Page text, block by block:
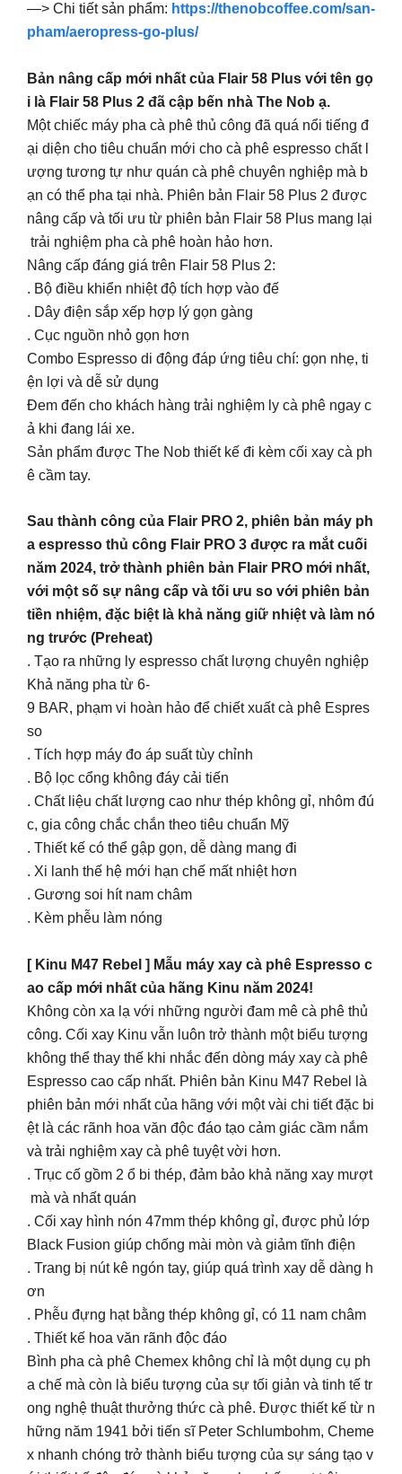
—> Chi tiết sản phẩm: https://thenobcoffee.com/san-
pham/aeropress-go-plus/
Bản nâng cấp mới nhất của Flair 58 Plus với tên gọ
i là Flair 58 Plus 2 đã cập bến nhà The Nob ạ.
Một chiếc máy pha cà phê thủ công đã quá nổi tiếng đ
ại diện cho tiêu chuẩn mới cho cà phê espresso chất l
ượng tương tự như quán cà phê chuyên nghiệp mà b
ạn có thể pha tại nhà. Phiên bản Flair 58 Plus 2 được
nâng cấp và tối ưu từ phiên bản Flair 58 Plus mang lại
trải nghiệm pha cà phê hoàn hảo hơn.
Nâng cấp đáng giá trên Flair 58 Plus 2:
. Bộ điều khiển nhiệt độ tích hợp vào đế
. Dây điện sắp xếp hợp lý gọn gàng
. Cục nguồn nhỏ gọn hơn
Combo Espresso di động đáp ứng tiêu chí: gọn nhẹ, ti
ện lợi và dễ sử dụng
Đem đến cho khách hàng trải nghiệm ly cà phê ngay c
ả khi đang lái xe.
Sản phẩm được The Nob thiết kế đi kèm cối xay cà ph
ê cầm tay.
Sau thành công của Flair PRO 2, phiên bản máy ph
a espresso thủ công Flair PRO 3 được ra mắt cuối
năm 2024, trở thành phiên bản Flair PRO mới nhất,
với một số sự nâng cấp và tối ưu so với phiên bản
tiền nhiệm, đặc biệt là khả năng giữ nhiệt và làm nó
ng trước (Preheat)
. Tạo ra những ly espresso chất lượng chuyên nghiệp
Khả năng pha từ 6-
9 BAR, phạm vi hoàn hảo để chiết xuất cà phê Espres
so
. Tích hợp máy đo áp suất tùy chỉnh
. Bộ lọc cổng không đáy cải tiến
. Chất liệu chất lượng cao như thép không gỉ, nhôm đú
c, gia công chắc chắn theo tiêu chuẩn Mỹ
. Thiết kế có thể gập gọn, dễ dàng mang đi
. Xi lanh thế hệ mới hạn chế mất nhiệt hơn
. Gương soi hít nam châm
. Kèm phễu làm nóng
[ Kinu M47 Rebel ] Mẫu máy xay cà phê Espresso c
ao cấp mới nhất của hãng Kinu năm 2024!
Không còn xa lạ với những người đam mê cà phê thủ
công. Cối xay Kinu vẫn luôn trở thành một biểu tượng
không thể thay thế khi nhắc đến dòng máy xay cà phê
Espresso cao cấp nhất. Phiên bản Kinu M47 Rebel là
phiên bản mới nhất của hãng với một vài chi tiết đặc bi
ệt là các rãnh hoa văn độc đáo tạo cảm giác cầm nắm
và trải nghiệm xay cà phê tuyệt vời hơn.
. Trục cố gồm 2 ổ bi thép, đảm bảo khả năng xay mượt
mà và nhất quán
. Cối xay hình nón 47mm thép không gỉ, được phủ lớp
Black Fusion giúp chống mài mòn và giảm tĩnh điện
. Trang bị nút kê ngón tay, giúp quá trình xay dễ dàng h
ơn
. Phễu đựng hạt bằng thép không gỉ, có 11 nam châm
. Thiết kế hoa văn rãnh độc đáo
Bình pha cà phê Chemex không chỉ là một dụng cụ ph
a chế mà còn là biểu tượng của sự tối giản và tinh tế tr
ong nghệ thuật thưởng thức cà phê. Được thiết kế từ n
hững năm 1941 bởi tiến sĩ Peter Schlumbohm, Cheme
x nhanh chóng trở thành biểu tượng của sự sáng tạo v